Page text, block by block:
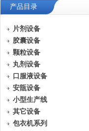
产品目录
片剂设备
胶囊设备
颗粒设备
丸剂设备
口服液设备
安瓿设备
小型生产线
其它设备
包衣机系列